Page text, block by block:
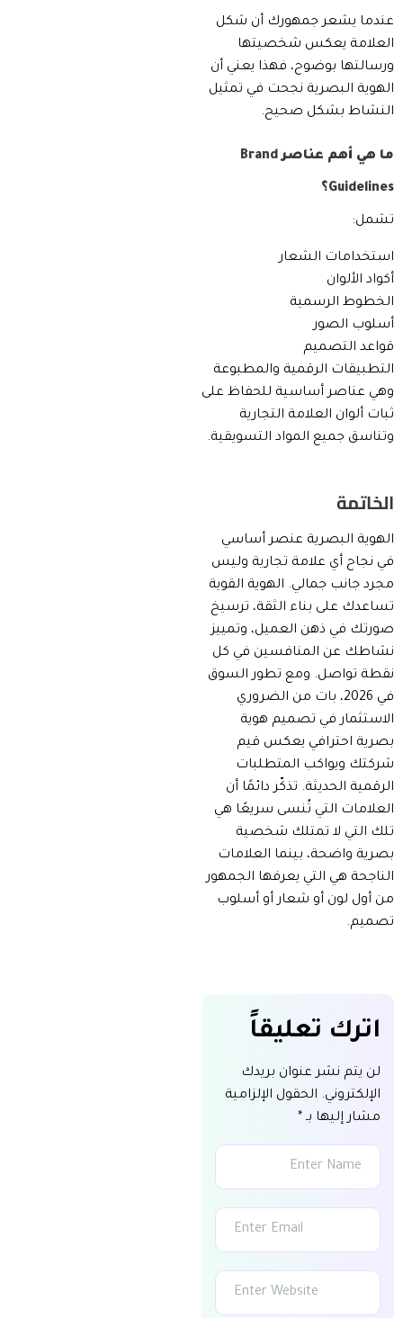
عندما يشعر جمهورك أن شكل
العلامة يعكس شخصيتها
ورسالتها بوضوح، فهذا يعني أن
الهوية البصرية نجحت في تمثيل
النشاط بشكل صحيح.
ما هي أهم عناصر Brand
Guidelines؟
تشمل:
استخدامات الشعار
أكواد الألوان
الخطوط الرسمية
أسلوب الصور
قواعد التصميم
التطبيقات الرقمية والمطبوعة
وهي عناصر أساسية للحفاظ على
ثبات ألوان العلامة التجارية
وتناسق جميع المواد التسويقية.
الخاتمة
الهوية البصرية عنصر أساسي
في نجاح أي علامة تجارية وليس
مجرد جانب جمالي. الهوية القوية
تساعدك على بناء الثقة، ترسيخ
صورتك في ذهن العميل، وتمييز
نشاطك عن المنافسين في كل
نقطة تواصل. ومع تطور السوق
في 2026، بات من الضروري
الاستثمار في تصميم هوية
بصرية احترافي يعكس قيم
شركتك ويواكب المتطلبات
الرقمية الحديثة. تذكّر دائمًا أن
العلامات التي تُنسى سريعًا هي
تلك التي لا تمتلك شخصية
بصرية واضحة، بينما العلامات
الناجحة هي التي يعرفها الجمهور
من أول لون أو شعار أو أسلوب
تصميم.
اترك تعليقاً
لن يتم نشر عنوان بريدك
الإلكتروني. الحقول الإلزامية
مشار إليها بـ *